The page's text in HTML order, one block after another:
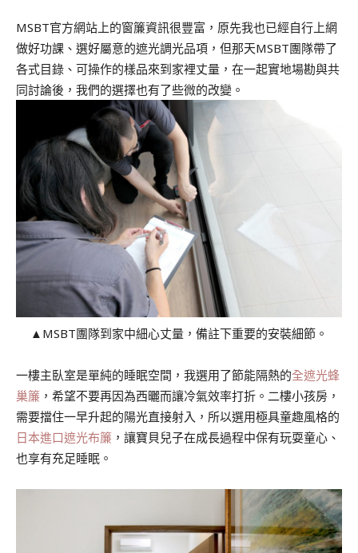
MSBT官方網站上的窗簾資訊很豐富，原先我也已經自行上網
做好功課、選好屬意的遮光調光品項，但那天MSBT團隊帶了
各式目錄、可操作的樣品來到家裡丈量，在一起實地場勘與共
同討論後，我們的選擇也有了些微的改變。
▲MSBT團隊到家中細心丈量，備註下重要的安裝細節。
一樓主臥室是單純的睡眠空間，我選用了節能隔熱的全遮光蜂
巢簾 ，希望不要再因為西曬而讓冷氣效率打折。二樓小孩房，
需要擋住一早升起的陽光直接射入，所以選用極具童趣風格的
日本進口遮光布簾 ，讓寶貝兒子在成長過程中保有玩耍童心、
也享有充足睡眠。